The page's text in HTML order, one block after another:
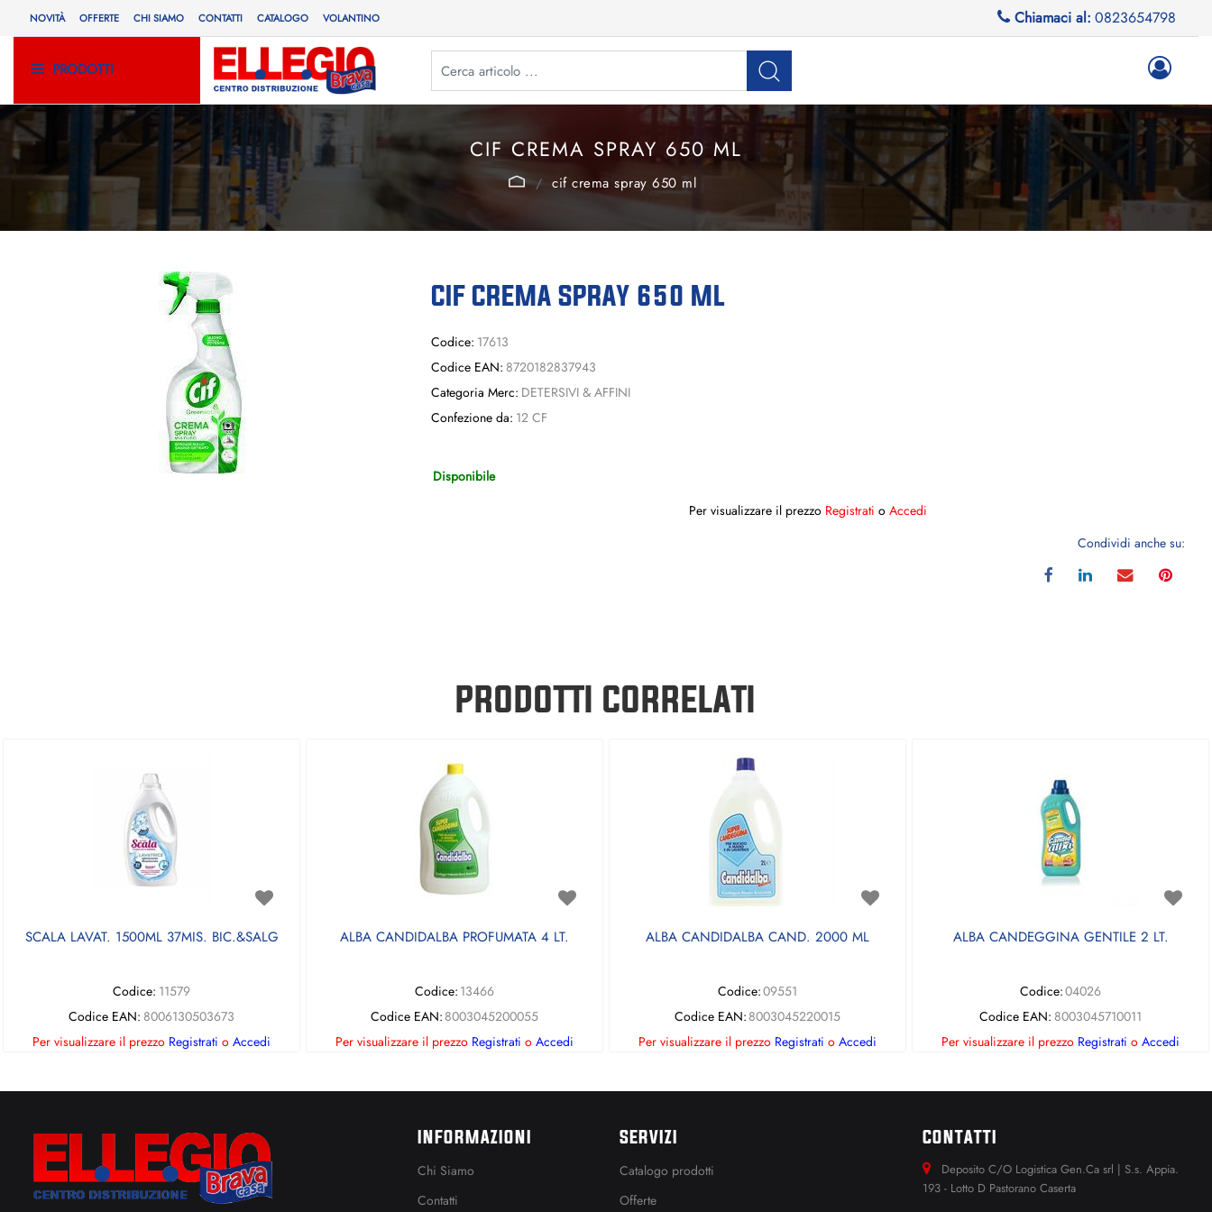
NOVITÀ OFFERTE CHI SIAMO CONTATTI CATALOGO VOLANTINO Chiamaci al: 0823654798
PRODOTTI
CIF CREMA SPRAY 650 ML
cif crema spray 650 ml
CIF CREMA SPRAY 650 ML
Codice: 17613
Codice EAN: 8720182837943
Categoria Merc: DETERSIVI & AFFINI
Confezione da: 12 CF
Disponibile
Per visualizzare il prezzo Registrati o Accedi
Condividi anche su:
PRODOTTI CORRELATI
SCALA LAVAT. 1500ML 37MIS. BIC.&SALG
Codice: 11579
Codice EAN: 8006130503673
Per visualizzare il prezzo Registrati o Accedi
ALBA CANDIDALBA PROFUMATA 4 LT.
Codice: 13466
Codice EAN: 8003045200055
Per visualizzare il prezzo Registrati o Accedi
ALBA CANDIDALBA CAND. 2000 ML
Codice:09551
Codice EAN: 8003045220015
Per visualizzare il prezzo Registrati o Accedi
ALBA CANDEGGINA GENTILE 2 LT.
Codice:04026
Codice EAN: 8003045710011
Per visualizzare il prezzo Registrati o Accedi
INFORMAZIONI
Chi Siamo
Contatti
SERVIZI
Catalogo prodotti
Offerte
CONTATTI
Deposito C/O Logistica Gen.Ca srl | S.s. Appia.
193 - Lotto D Pastorano Caserta